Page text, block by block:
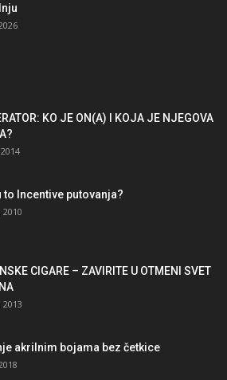
KO JE ON(A) I KOJA JE NJEGOVA
to Incentive putovanja?
2010
CIGARE – ZAVIRITE U OTMENI SVET
2013
akrilnim bojama bez četkice